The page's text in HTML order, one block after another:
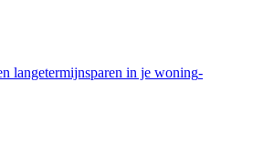
langetermijnsparen in je woning­